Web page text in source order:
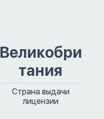
Великобри
тания
Страна выдачи
лицензии